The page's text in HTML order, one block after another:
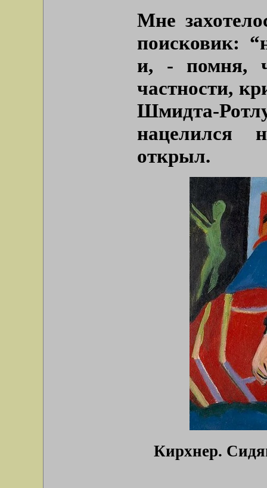
Мне
поисковик:
и, - помня,
частности,
Шмидта-
нацелился
открыл.
Кирхнер.